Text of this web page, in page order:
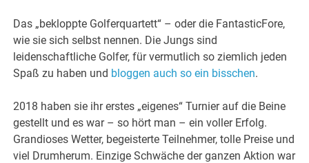
Das „bekloppte Golferquartett“ – oder die FantasticFore,
wie sie sich selbst nennen. Die Jungs sind
leidenschaftliche Golfer, für vermutlich so ziemlich jeden
Spaß zu haben und bloggen auch so ein bisschen.
2018 haben sie ihr erstes „eigenes“ Turnier auf die Beine
gestellt und es war – so hört man – ein voller Erfolg.
Grandioses Wetter, begeisterte Teilnehmer, tolle Preise und
viel Drumherum. Einzige Schwäche der ganzen Aktion war